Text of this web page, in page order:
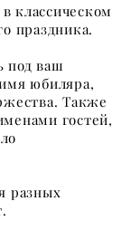
классическом
праздника.
под ваш
юбиляра,
Также
гостей,
разных